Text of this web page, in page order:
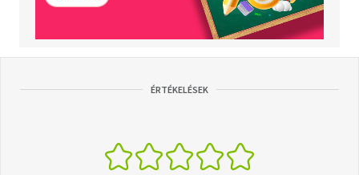
ÉRTÉKELÉSEK